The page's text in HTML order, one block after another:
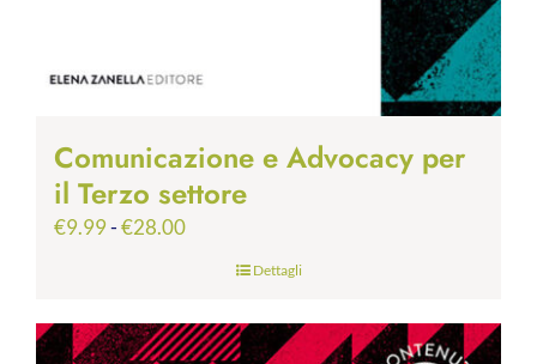
Comunicazione e Advocacy per
il Terzo settore
€9.99-€28.00Fascia
prezzo:
€9.99
Dettagli